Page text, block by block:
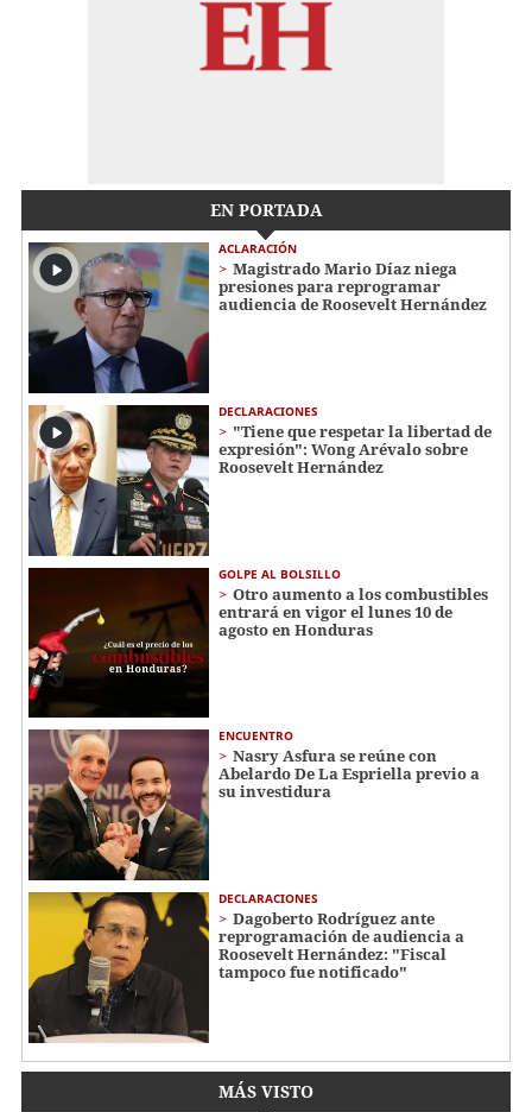
EN PORTADA
ACLARACIÓN
Magistrado Mario Díaz niega
presiones para reprogramar
audiencia de Roosevelt Hernández
DECLARACIONES
"Tiene que respetar la libertad de
expresión": Wong Arévalo sobre
Roosevelt Hernández
GOLPE AL BOLSILLO
Otro aumento a los combustibles
entrará en vigor el lunes 10 de
agosto en Honduras
ENCUENTRO
Nasry Asfura se reúne con
Abelardo De La Espriella previo a
su investidura
DECLARACIONES
Dagoberto Rodríguez ante
reprogramación de audiencia a
Roosevelt Hernández: "Fiscal
tampoco fue notificado"
MÁS VISTO